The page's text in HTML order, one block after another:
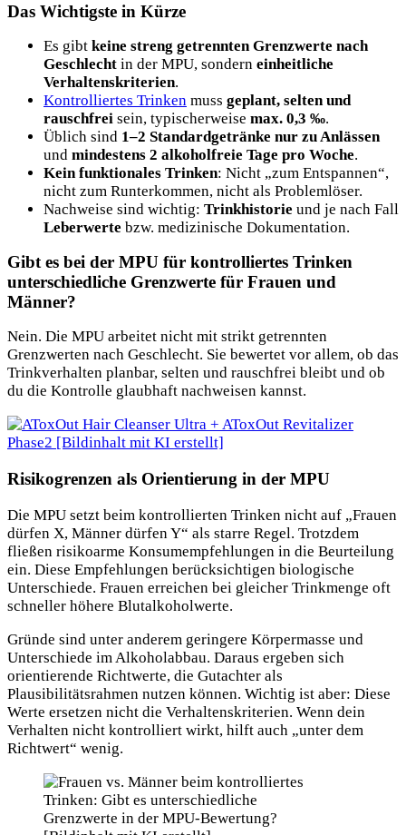
Das Wichtigste in Kürze
Es gibt keine streng getrennten Grenzwerte nach
Geschlecht in der MPU, sondern einheitliche
Verhaltenskriterien.
Kontrolliertes Trinken muss geplant, selten und
rauschfrei sein, typischerweise max. 0,3 ‰.
Üblich sind 1–2 Standardgetränke nur zu Anlässen
und mindestens 2 alkoholfreie Tage pro Woche.
Kein funktionales Trinken: Nicht „zum Entspannen“,
nicht zum Runterkommen, nicht als Problemlöser.
Nachweise sind wichtig: Trinkhistorie und je nach Fall
Leberwerte bzw. medizinische Dokumentation.
Gibt es bei der MPU für kontrolliertes Trinken
unterschiedliche Grenzwerte für Frauen und
Männer?
Nein. Die MPU arbeitet nicht mit strikt getrennten
Grenzwerten nach Geschlecht. Sie bewertet vor allem, ob das
Trinkverhalten planbar, selten und rauschfrei bleibt und ob
du die Kontrolle glaubhaft nachweisen kannst.
Risikogrenzen als Orientierung in der MPU
Die MPU setzt beim kontrollierten Trinken nicht auf „Frauen
dürfen X, Männer dürfen Y“ als starre Regel. Trotzdem
fließen risikoarme Konsumempfehlungen in die Beurteilung
ein. Diese Empfehlungen berücksichtigen biologische
Unterschiede. Frauen erreichen bei gleicher Trinkmenge oft
schneller höhere Blutalkoholwerte.
Gründe sind unter anderem geringere Körpermasse und
Unterschiede im Alkoholabbau. Daraus ergeben sich
orientierende Richtwerte, die Gutachter als
Plausibilitätsrahmen nutzen können. Wichtig ist aber: Diese
Werte ersetzen nicht die Verhaltenskriterien. Wenn dein
Verhalten nicht kontrolliert wirkt, hilft auch „unter dem
Richtwert“ wenig.